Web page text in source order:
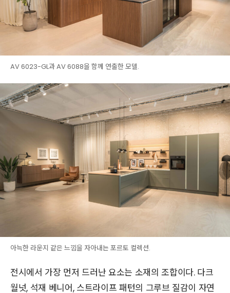
AV 6023-GL과 AV 6088을 함께 연출한 모델.
아늑한 라운지 같은 느낌을 자아내는 포르토 컬렉션.
전시에서 가장 먼저 드러난 요소는 소재의 조합이다. 다크
월넛, 석재 베니어, 스트라이프 패턴의 그루브 질감이 자연